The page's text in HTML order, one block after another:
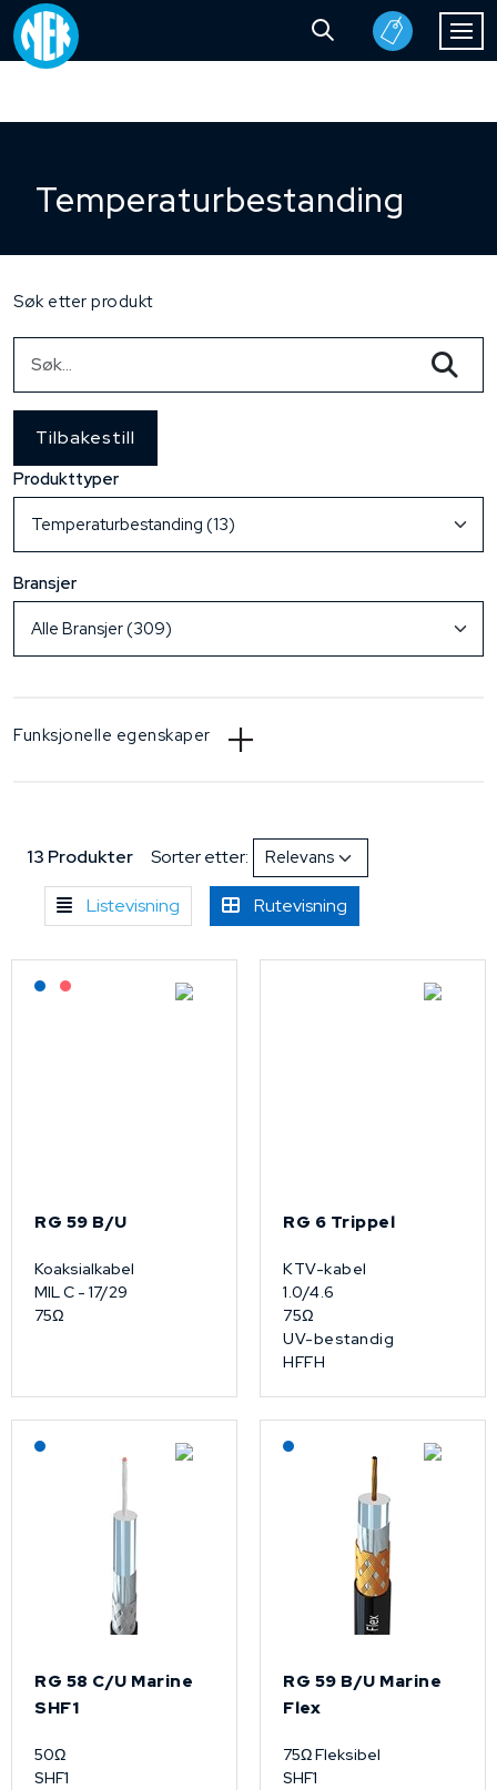
Temperaturbestanding
Søk etter produkt
Tilbakestill
Produkttyper
Bransjer
Funksjonelle egenskaper
13 Produkter Sorter etter:
Listevisning Rutevisning
Lagerført: NEK Kabel
På forespørsel
RG 59 B/U
Koaksialkabel
MIL C - 17/29
75Ω
RG 6 Trippel
KTV-kabel
1.0/4.6
75Ω
UV-bestandig
HFFH
Lagerført: NEK Kabel
RG 58 C/U Marine
SHF1
50Ω
SHF1
Lagerført: NEK Kabel
RG 59 B/U Marine
Flex
75Ω Fleksibel
SHF1